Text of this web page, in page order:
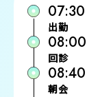
07:30
出勤
08:00
回診
08:40
朝会